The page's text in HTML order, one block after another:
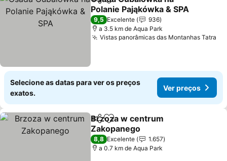
PartilharAdicionar aos favoritos
Polanie Pająkówka & SPA
Ver preços
9,5 Excelente
936
a 3.5 km de Aqua Park
Vistas panorâmicas das Montanhas Tatra
Selecione as datas para ver os preços
exatos.
Ver preços
PartilharAdicionar aos favoritos
Brzoza w centrum
Zakopanego
Ver preços
8,8 Excelente
1.657
a 0.7 km de Aqua Park